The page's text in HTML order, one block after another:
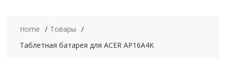
Home
Товары
Таблетная батарея для ACER AP16A4K